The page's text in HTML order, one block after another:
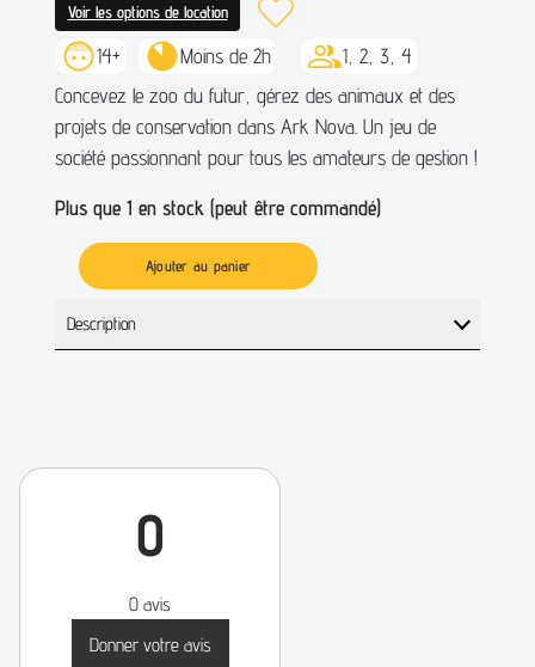
Voir les options de location
14+ Moins de 2h
1, 2, 3, 4
Concevez le zoo du futur, gérez des animaux et des
projets de conservation dans Ark Nova. Un jeu de
société passionnant pour tous les amateurs de gestion !
Plus que 1 en stock (peut être commandé)
Ajouter au panier
Description
0
0 avis
Donner votre avis